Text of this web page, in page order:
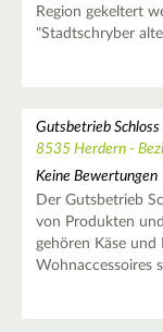
Region gekeltert
"Stadtschryber
Gutsbetrieb
8535 Herdern -
Keine Bewertungen
Der Gutsbetrieb
von Produkten
gehören Käse
Wohnaccessoires